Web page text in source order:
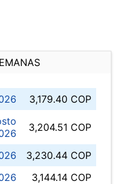
3,179.40 COP
3,204.51 COP
3,230.44 COP
3,144.14 COP